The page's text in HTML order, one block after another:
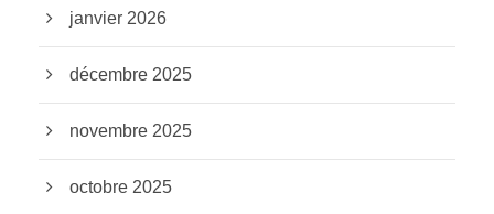
janvier 2026
décembre 2025
novembre 2025
octobre 2025